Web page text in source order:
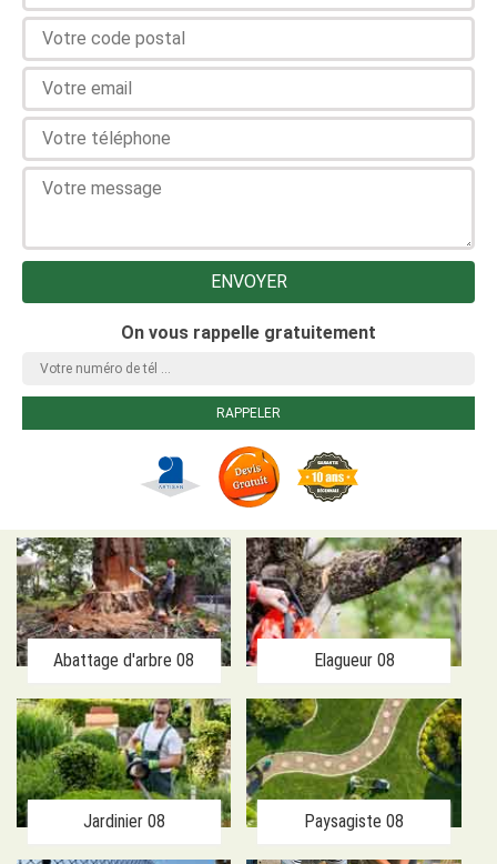
On vous rappelle gratuitement
Abattage d'arbre 08 Elagueur 08
Jardinier 08 Paysagiste 08